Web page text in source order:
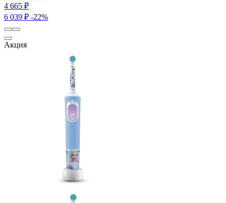
4 665 ₽
6 039 ₽ -22%
Акция